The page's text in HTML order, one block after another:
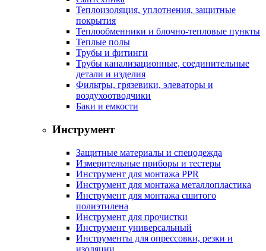
Теплоизоляция, уплотнения, защитные
покрытия
Теплообменники и блочно-тепловые пункты
Теплые полы
Трубы и фитинги
Трубы канализационные, соединительные
детали и изделия
Фильтры, грязевики, элеваторы и
воздухоотводчики
Баки и емкости
Инструмент
Защитные материалы и спецодежда
Измерительные приборы и тестеры
Инструмент для монтажа PPR
Инструмент для монтажа металлопластика
Инструмент для монтажа сшитого
полиэтилена
Инструмент для прочистки
Инструмент универсальный
Инструменты для опрессовки, резки и
изоляции